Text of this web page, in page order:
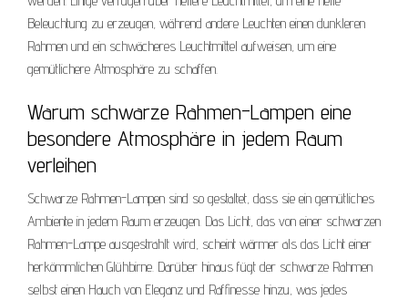
Beleuchtung zu erzeugen, während andere Leuchten einen dunkleren
Rahmen und ein schwächeres Leuchtmittel aufweisen, um eine
gemütlichere Atmosphäre zu schaffen.
Warum schwarze Rahmen-Lampen eine
besondere Atmosphäre in jedem Raum
verleihen
Schwarze Rahmen-Lampen sind so gestaltet, dass sie ein gemütliches
Ambiente in jedem Raum erzeugen. Das Licht, das von einer schwarzen
Rahmen-Lampe ausgestrahlt wird, scheint wärmer als das Licht einer
herkömmlichen Glühbirne. Darüber hinaus fügt der schwarze Rahmen
selbst einen Hauch von Eleganz und Raffinesse hinzu, was jedes